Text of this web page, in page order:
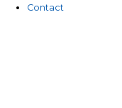
Contact